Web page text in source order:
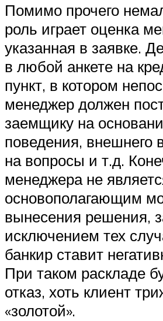
Помимо прочего
роль играет оценка
указанная в заявке.
в любой анкете на
пункт, в котором
менеджер должен
заемщику на
поведения, внешнего
на вопросы и т.д.
менеджера не
основополагающим
вынесения решения,
исключением тех
банкир ставит
При таком раскладе
отказ, хоть клиент
«золотой».